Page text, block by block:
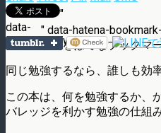
"
data-
lang="en">Tweet
" data-hatena-
エントリーをはてなブックマ
同じ勉強するなら、誰しも効
この本は、何を勉強するか、
バレッジを利かす勉強の仕組